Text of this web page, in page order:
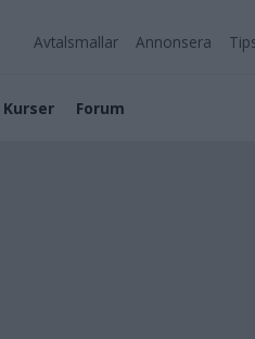
Avtalsmallar Annonsera
Kurser Forum